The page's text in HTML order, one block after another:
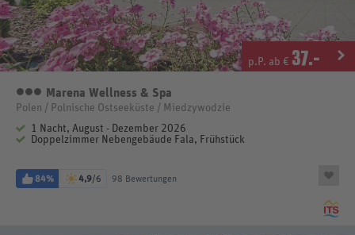
p.P. ab € 37.-
3 Sterne
Marena Wellness & Spa
Polen / Polnische Ostseeküste / Miedzywodzie
1 Nacht, August - Dezember 2026
Doppelzimmer Nebengebäude Fala, Frühstück
84% 4,9/6 98 Bewertungen